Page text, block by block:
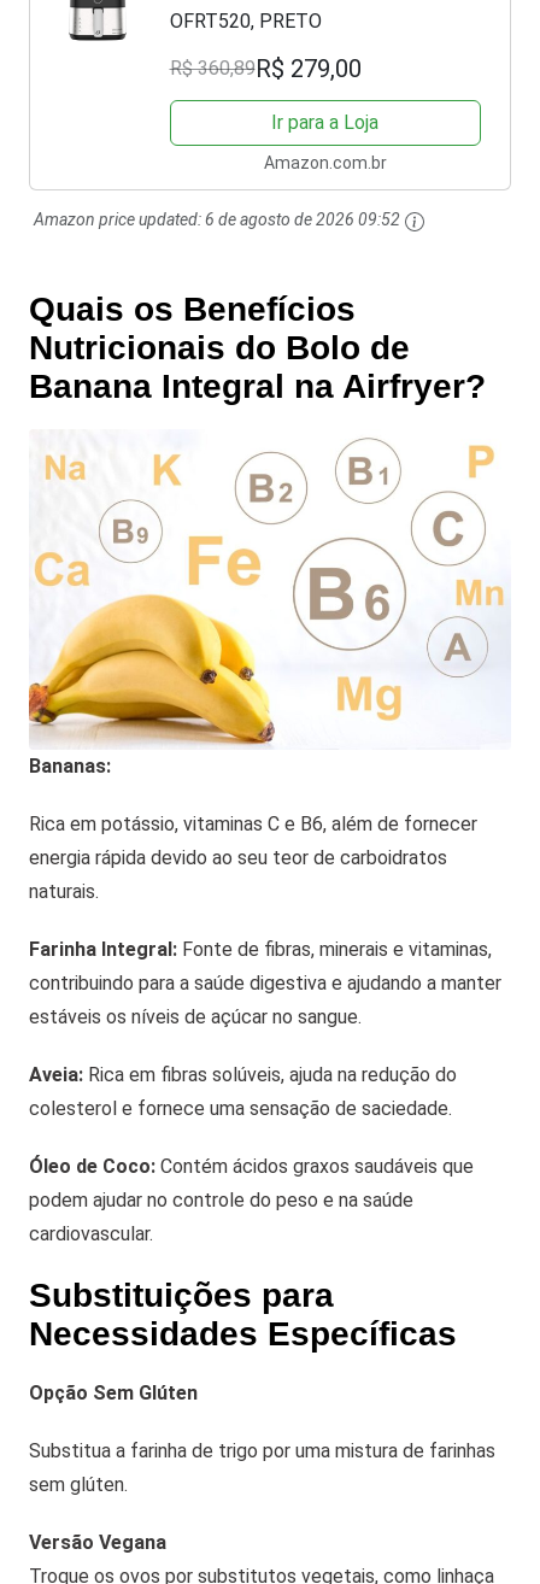
OFRT520, PRETO
R$ 360,89R$ 279,00
Ir para a Loja
Amazon.com.br
Amazon price updated:6 de agosto de 2026 09:52
Quais os Benefícios
Nutricionais do Bolo de
Banana Integral na Airfryer?
Bananas:
Rica em potássio, vitaminas C e B6, além de fornecer
energia rápida devido ao seu teor de carboidratos
naturais.
Farinha Integral: Fonte de fibras, minerais e vitaminas,
contribuindo para a saúde digestiva e ajudando a manter
estáveis os níveis de açúcar no sangue.
Aveia: Rica em fibras solúveis, ajuda na redução do
colesterol e fornece uma sensação de saciedade.
Óleo de Coco: Contém ácidos graxos saudáveis que
podem ajudar no controle do peso e na saúde
cardiovascular.
Substituições para
Necessidades Específicas
Opção Sem Glúten
Substitua a farinha de trigo por uma mistura de farinhas
sem glúten.
Versão Vegana
Troque os ovos por substitutos vegetais, como linhaça